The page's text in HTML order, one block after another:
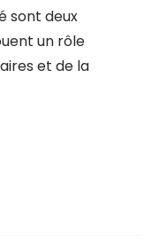
sont deux
un rôle
et de la